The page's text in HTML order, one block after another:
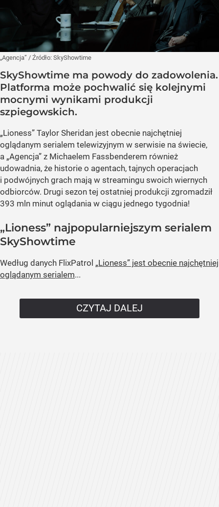
„Agencja” / Źródło: SkyShowtime
SkyShowtime ma powody do zadowolenia.
Platforma może pochwalić się kolejnymi
mocnymi wynikami produkcji
szpiegowskich.
„Lioness” Taylor Sheridan jest obecnie najchętniej
oglądanym serialem telewizyjnym w serwisie na świecie,
a „Agencja” z Michaelem Fassbenderem również
udowadnia, że historie o agentach, tajnych operacjach
i podwójnych grach mają w streamingu swoich wiernych
odbiorców. Drugi sezon tej ostatniej produkcji zgromadził
393 mln minut oglądania w ciągu jednego tygodnia!
„Lioness” najpopularniejszym serialem
SkyShowtime
Według danych FlixPatrol „Lioness” jest obecnie najchętniej
oglądanym serialem...
CZYTAJ DALEJ